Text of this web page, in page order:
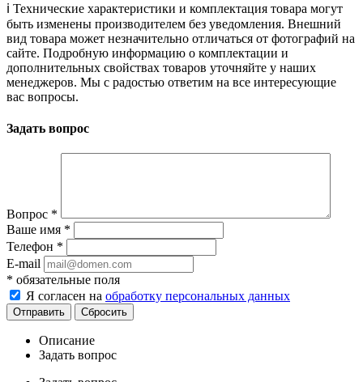
ℹ️ Технические характеристики и комплектация товара могут
быть изменены производителем без уведомления. Внешний
вид товара может незначительно отличаться от фотографий на
сайте. Подробную информацию о комплектации и
дополнительных свойствах товаров уточняйте у наших
менеджеров. Мы с радостью ответим на все интересующие
вас вопросы.
Задать вопрос
Вопрос *
Ваше имя *
Телефон *
E-mail
* обязательные поля
Я согласен на обработку персональных данных
Сбросить
Описание
Задать вопрос